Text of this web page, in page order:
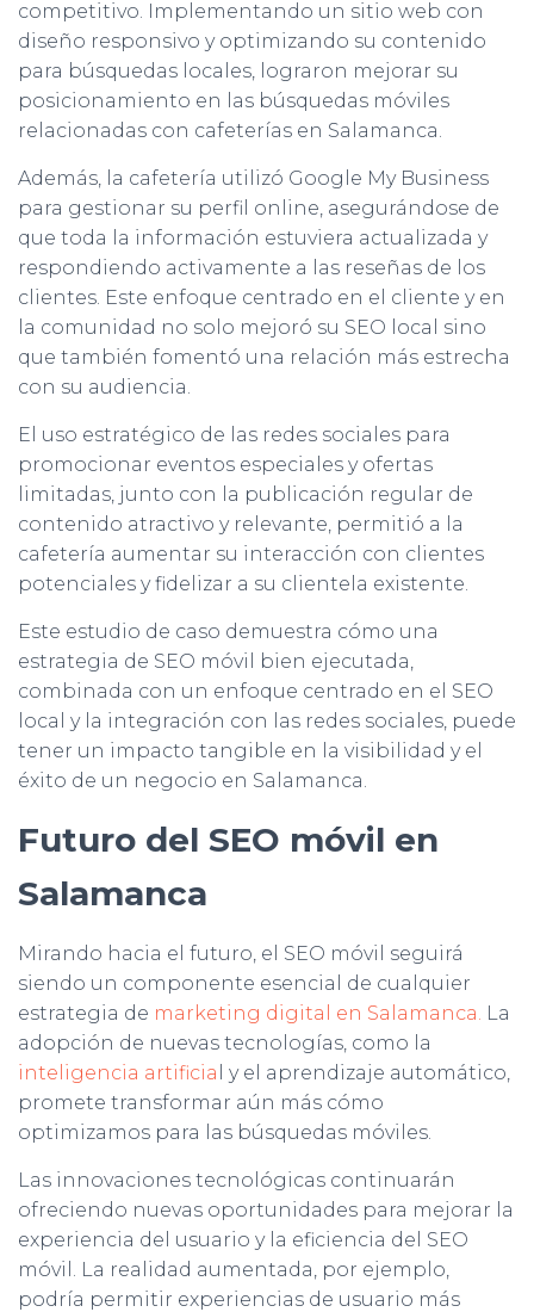
competitivo. Implementando un sitio web con
diseño responsivo y optimizando su contenido
para búsquedas locales, lograron mejorar su
posicionamiento en las búsquedas móviles
relacionadas con cafeterías en Salamanca.
Además, la cafetería utilizó Google My Business
para gestionar su perfil online, asegurándose de
que toda la información estuviera actualizada y
respondiendo activamente a las reseñas de los
clientes. Este enfoque centrado en el cliente y en
la comunidad no solo mejoró su SEO local sino
que también fomentó una relación más estrecha
con su audiencia.
El uso estratégico de las redes sociales para
promocionar eventos especiales y ofertas
limitadas, junto con la publicación regular de
contenido atractivo y relevante, permitió a la
cafetería aumentar su interacción con clientes
potenciales y fidelizar a su clientela existente.
Este estudio de caso demuestra cómo una
estrategia de SEO móvil bien ejecutada,
combinada con un enfoque centrado en el SEO
local y la integración con las redes sociales, puede
tener un impacto tangible en la visibilidad y el
éxito de un negocio en Salamanca.
Futuro del SEO móvil en
Salamanca
Mirando hacia el futuro, el SEO móvil seguirá
siendo un componente esencial de cualquier
estrategia de marketing digital en Salamanca. La
adopción de nuevas tecnologías, como la
inteligencia artificia l y el aprendizaje automático,
promete transformar aún más cómo
optimizamos para las búsquedas móviles.
Las innovaciones tecnológicas continuarán
ofreciendo nuevas oportunidades para mejorar la
experiencia del usuario y la eficiencia del SEO
móvil. La realidad aumentada, por ejemplo,
podría permitir experiencias de usuario más